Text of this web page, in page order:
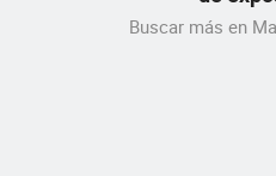
Buscar más en